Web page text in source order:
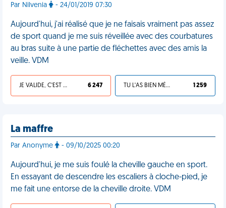
Par Nilvenia - 24/01/2019 07:30
Aujourd'hui, j'ai réalisé que je ne faisais vraiment pas assez
de sport quand je me suis réveillée avec des courbatures
au bras suite à une partie de fléchettes avec des amis la
veille. VDM
JE VALIDE, C'EST UNE VDM 6 247 TU L'AS BIEN MÉRITÉ 1 259
La maffre
Par Anonyme - 09/10/2025 00:20
Aujourd'hui, je me suis foulé la cheville gauche en sport.
En essayant de descendre les escaliers à cloche-pied, je
me fait une entorse de la cheville droite. VDM